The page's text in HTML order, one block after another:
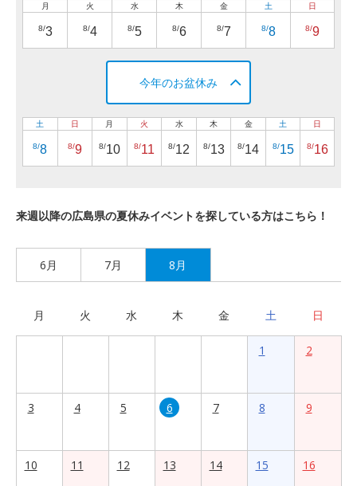
月
8/3
火
8/4
水
8/5
木
8/6
金
8/7
土
8/8
日
8/9
今年のお盆休み
土
8/8
日
8/9
月
8/10
火
8/11
水
8/12
木
8/13
金
8/14
土
8/15
日
8/16
来週以降の広島県の夏休みイベントを探している方はこちら！
6月 7月 8月
月 火 水 木 金 土 日
1 2
3 4 5 6 7 8 9
10
11
12
13
14
15
16